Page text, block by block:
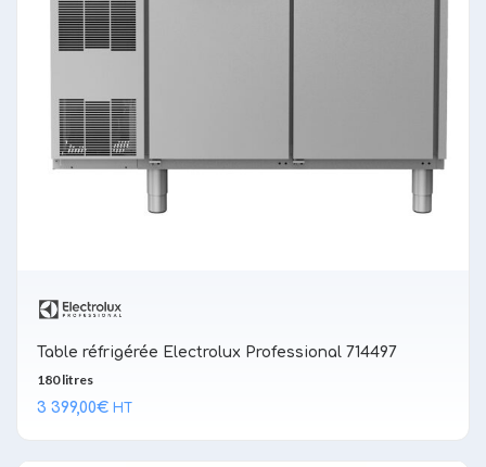
Table réfrigérée Electrolux Professional 714497
180 litres
3 399,00€ HT